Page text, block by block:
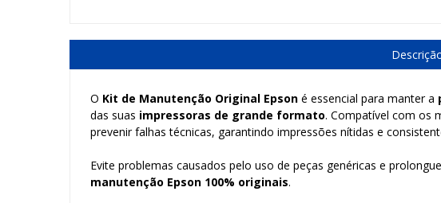
O Kit de Manutenção Original Epson é essencial para manter a
das suas impressoras de grande formato. Compatível com os
prevenir falhas técnicas, garantindo impressões nítidas e
Evite problemas causados pelo uso de peças genéricas e
manutenção Epson 100% originais.